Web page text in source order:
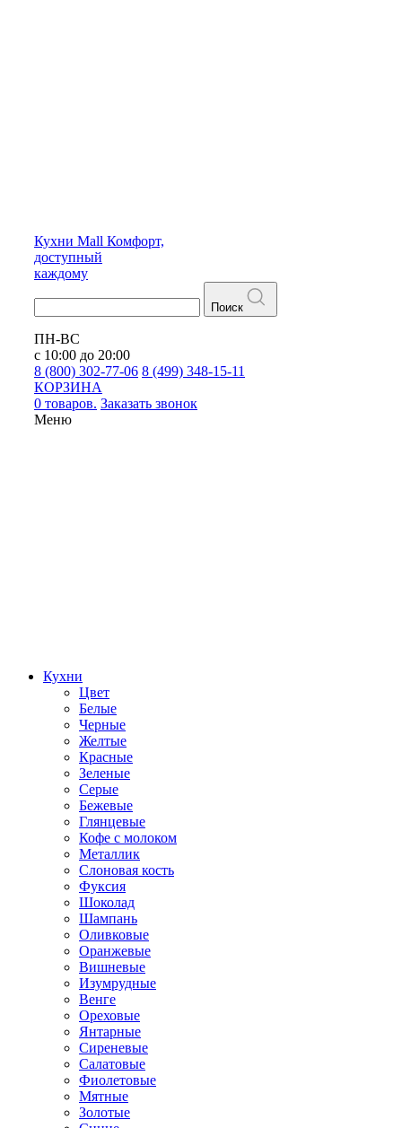
Кухни Mall Комфорт,
доступный
каждому
Поиск
ПН-ВС
с 10:00 до 20:00
8 (800) 302-77-06 8 (499) 348-15-11
КОРЗИНА
0 товаров. Заказать звонок
Меню
Кухни
Цвет
Белые
Черные
Желтые
Красные
Зеленые
Серые
Бежевые
Глянцевые
Кофе с молоком
Металлик
Слоновая кость
Фуксия
Шоколад
Шампань
Оливковые
Оранжевые
Вишневые
Изумрудные
Венге
Ореховые
Янтарные
Сиреневые
Салатовые
Фиолетовые
Мятные
Золотые